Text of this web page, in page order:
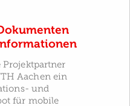
Projektpartner
Aachen ein
und
für mobile